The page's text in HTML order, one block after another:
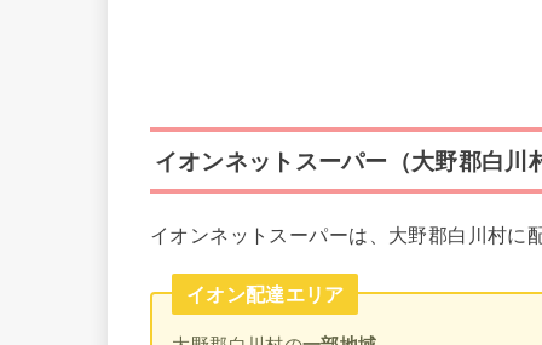
イオンネットスーパー（大野郡白川
イオンネットスーパーは、大野郡白川村に
イオン配達エリア